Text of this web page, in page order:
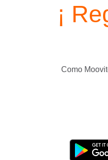
¡
Como